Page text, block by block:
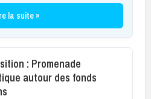
la suite »
: Promenade
autour des fonds